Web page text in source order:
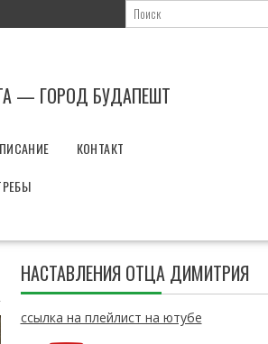
— ГОРОД БУДАПЕШТ
КОНТАКТ
НАСТАВЛЕНИЯ ОТЦА ДИМИТРИЯ
ссылка на плейлист на ютубе